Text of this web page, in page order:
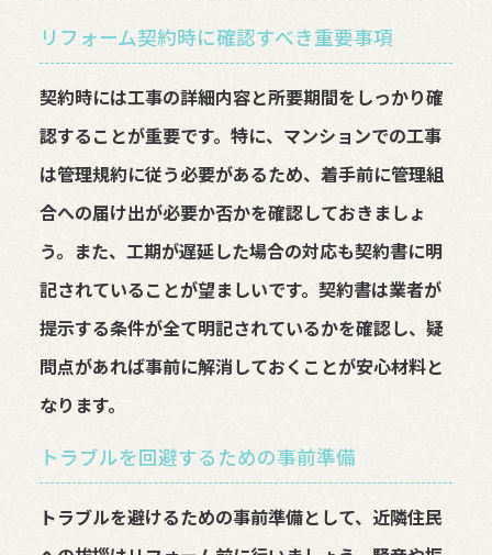
リフォーム契約時に確認すべき重要事項
契約時には工事の詳細内容と所要期間をしっかり確
認することが重要です。特に、マンションでの工事
は管理規約に従う必要があるため、着手前に管理組
合への届け出が必要か否かを確認しておきましょ
う。また、工期が遅延した場合の対応も契約書に明
記されていることが望ましいです。契約書は業者が
提示する条件が全て明記されているかを確認し、疑
問点があれば事前に解消しておくことが安心材料と
なります。
トラブルを回避するための事前準備
トラブルを避けるための事前準備として、近隣住民